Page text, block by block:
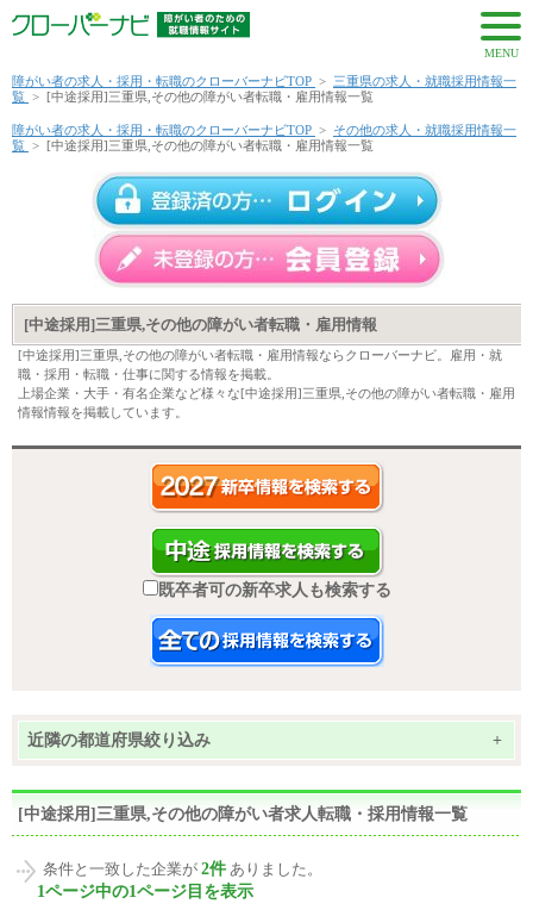
MENU
障がい者の求人・採用・転職のクローバーナビTOP > 三重県の求人・就職採用情報一
覧 > [中途採用]三重県,その他の障がい者転職・雇用情報一覧
障がい者の求人・採用・転職のクローバーナビTOP > その他の求人・就職採用情報一
覧 > [中途採用]三重県,その他の障がい者転職・雇用情報一覧
[中途採用]三重県,その他の障がい者転職・雇用情報
[中途採用]三重県,その他の障がい者転職・雇用情報ならクローバーナビ。雇用・就
職・採用・転職・仕事に関する情報を掲載。
上場企業・大手・有名企業など様々な[中途採用]三重県,その他の障がい者転職・雇用
情報情報を掲載しています。
既卒者可の新卒求人も検索する
近隣の都道府県絞り込み +
[中途採用]三重県,その他の障がい者求人転職・採用情報一覧
条件と一致した企業が 2件 ありました。
1ページ中の1ページ目を表示